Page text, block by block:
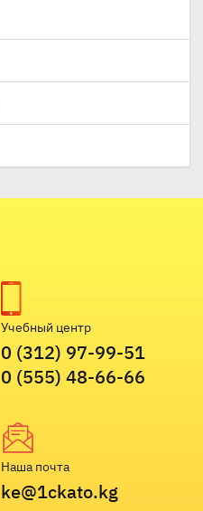
Учебный центр
0 (312) 97-99-51
0 (555) 48-66-66
Наша почта
ke@1ckato.kg